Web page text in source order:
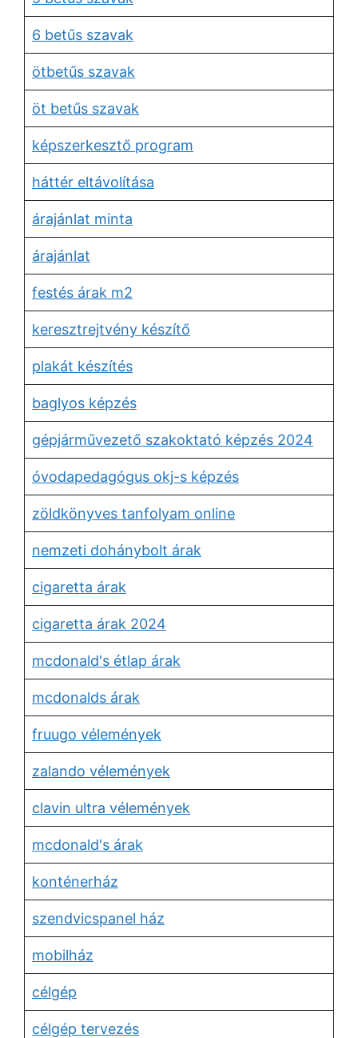
6 betűs szavak
ötbetűs szavak
öt betűs szavak
képszerkesztő program
háttér eltávolítása
árajánlat minta
árajánlat
festés árak m2
keresztrejtvény készítő
plakát készítés
baglyos képzés
gépjárművezető szakoktató képzés 2024
óvodapedagógus okj-s képzés
zöldkönyves tanfolyam online
nemzeti dohánybolt árak
cigaretta árak
cigaretta árak 2024
mcdonald's étlap árak
mcdonalds árak
fruugo vélemények
zalando vélemények
clavin ultra vélemények
mcdonald's árak
konténerház
szendvicspanel ház
mobilház
célgép
célgép tervezés